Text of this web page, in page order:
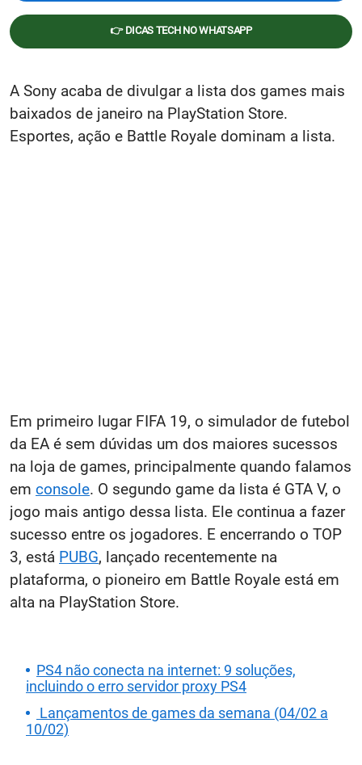
👉 DICAS TECH NO WHATSAPP
A Sony acaba de divulgar a lista dos games mais
baixados de janeiro na PlayStation Store.
Esportes, ação e Battle Royale dominam a lista.
Em primeiro lugar FIFA 19, o simulador de futebol
da EA é sem dúvidas um dos maiores sucessos
na loja de games, principalmente quando falamos
em console. O segundo game da lista é GTA V, o
jogo mais antigo dessa lista. Ele continua a fazer
sucesso entre os jogadores. E encerrando o TOP
3, está PUBG, lançado recentemente na
plataforma, o pioneiro em Battle Royale está em
alta na PlayStation Store.
PS4 não conecta na internet: 9 soluções,
incluindo o erro servidor proxy PS4
Lançamentos de games da semana (04/02 a
10/02)